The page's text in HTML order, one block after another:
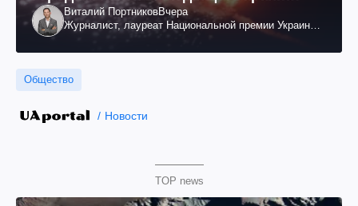
Виталий ПортниковВчера
Журналист, лауреат Национальной премии Украины
Общество
Новости
TOP news